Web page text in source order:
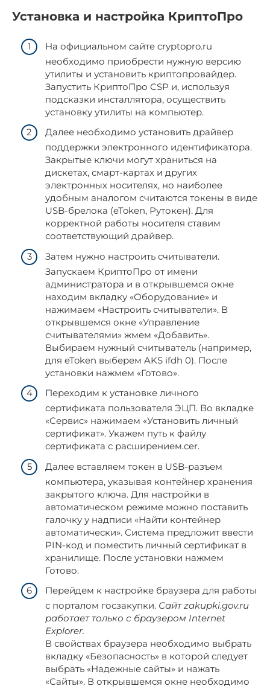
Установка и настройка КриптоПро
На официальном сайте cryptopro.ru
необходимо приобрести нужную версию
утилиты и установить криптопровайдер.
Запустить КриптоПро CSP и, используя
подсказки инсталлятора, осуществить
установку утилиты на компьютер.
Далее необходимо установить драйвер
поддержки электронного идентификатора.
Закрытые ключи могут храниться на
дискетах, смарт-картах и других
электронных носителях, но наиболее
удобным аналогом считаются токены в виде
USB-брелока (eToken, Рутокен). Для
корректной работы носителя ставим
соответствующий драйвер.
Затем нужно настроить считыватели.
Запускаем КриптоПро от имени
администратора и в открывшемся окне
находим вкладку «Оборудование» и
нажимаем «Настроить считыватели». В
открывшемся окне «Управление
считывателями» жмем «Добавить».
Выбираем нужный считыватель (например,
для eToken выберем AKS ifdh 0). После
установки нажмем «Готово».
Переходим к установке личного
сертификата пользователя ЭЦП. Во вкладке
«Сервис» нажимаем «Установить личный
сертификат». Укажем путь к файлу
сертификата с расширением.cer.
Далее вставляем токен в USB-разъем
компьютера, указывая контейнер хранения
закрытого ключа. Для настройки в
автоматическом режиме можно поставить
галочку у надписи «Найти контейнер
автоматически». Система предложит ввести
PIN-код и поместить личный сертификат в
хранилище. После установки нажмем
Готово.
Перейдем к настройке браузера для работы
с порталом госзакупки. Сайт zakupki.gov.ru
работает только с браузером Internet
Explorer.
В свойствах браузера необходимо выбрать
вкладку «Безопасность» в которой следует
выбрать «Надежные сайты» и нажать
«Сайты». В открывшемся окне необходимо